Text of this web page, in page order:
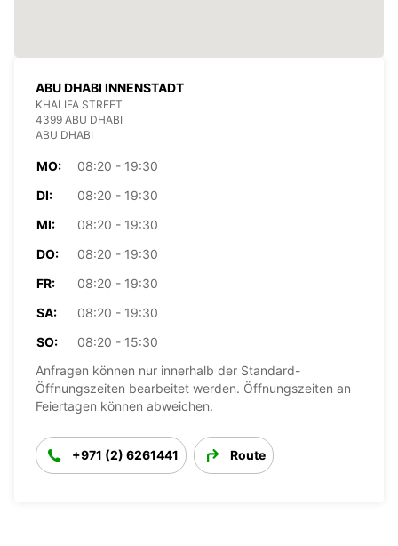
ABU DHABI INNENSTADT
KHALIFA STREET
4399 ABU DHABI
ABU DHABI
MO:
08:20 - 19:30
DI:
08:20 - 19:30
MI:
08:20 - 19:30
DO:
08:20 - 19:30
FR:
08:20 - 19:30
SA:
08:20 - 19:30
SO:
08:20 - 15:30
Anfragen können nur innerhalb der Standard-
Öffnungszeiten bearbeitet werden. Öffnungszeiten an
Feiertagen können abweichen.
+971 (2) 6261441 Route